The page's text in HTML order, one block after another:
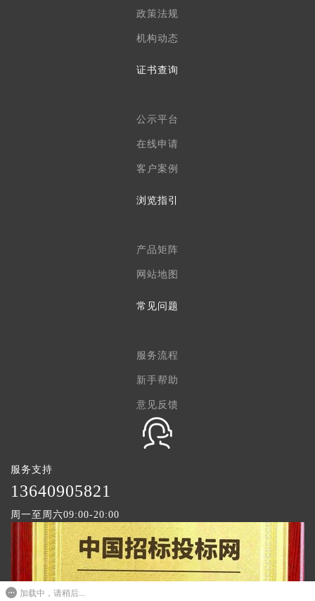
政策法规
机构动态
证书查询
公示平台
在线申请
客户案例
浏览指引
产品矩阵
网站地图
常见问题
服务流程
新手帮助
意见反馈
服务支持
1 3640905821
周一至周六09:00-20:00
加载中，请稍后...